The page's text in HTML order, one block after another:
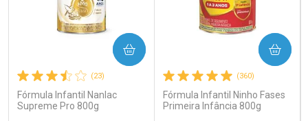
(23)
Fórmula Infantil Nanlac
Supreme Pro 800g
COMPRAR
(360)
Fórmula Infantil Ninho Fases
Primeira Infância 800g
COMPRAR